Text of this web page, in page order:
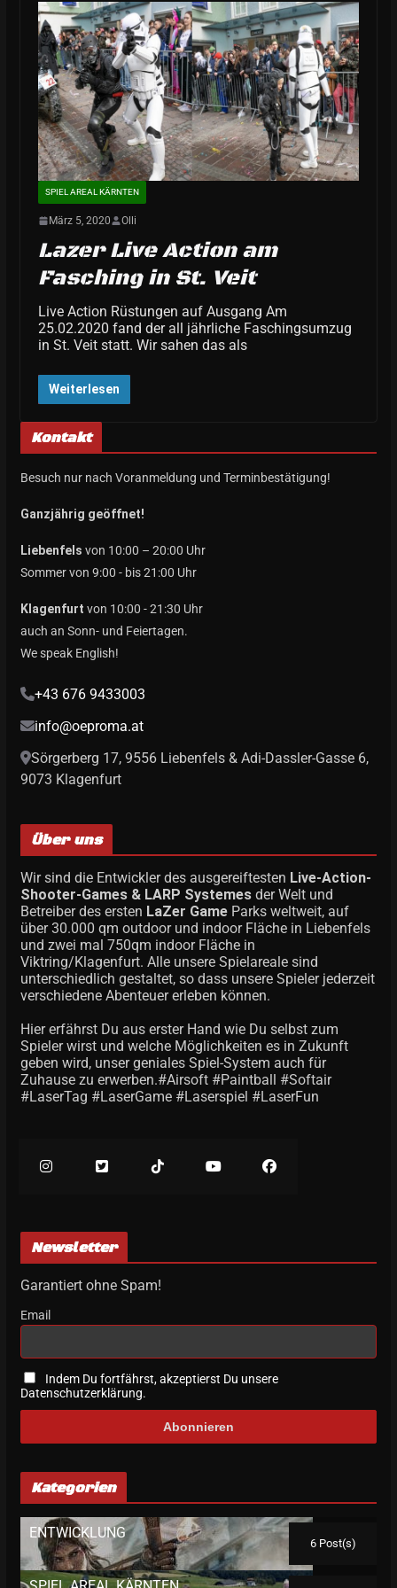
SPIEL AREAL KÄRNTEN
März 5, 2020 Olli
Lazer Live Action am
Fasching in St. Veit
Live Action Rüstungen auf Ausgang Am
25.02.2020 fand der all jährliche Faschingsumzug
in St. Veit statt. Wir sahen das als
Weiterlesen
Kontakt
Besuch nur nach Voranmeldung und Terminbestätigung!
Ganzjährig geöffnet!
Liebenfels von 10:00 – 20:00 Uhr
Sommer von 9:00 - bis 21:00 Uhr
Klagenfurt von 10:00 - 21:30 Uhr
auch an Sonn- und Feiertagen.
We speak English!
+43 676 9433003
info@oeproma.at
Sörgerberg 17, 9556 Liebenfels & Adi-Dassler-Gasse 6,
9073 Klagenfurt
Über uns
Wir sind die Entwickler des ausgereiftesten Live-Action-
Shooter-Games & LARP Systemesder Welt und
Betreiber des ersten LaZer GameParks weltweit, auf
über 30.000 qm outdoor und indoor Fläche in Liebenfels
und zwei mal 750qm indoor Fläche in
Viktring/Klagenfurt. Alle unsere Spielareale sind
unterschiedlich gestaltet, so dass unsere Spieler jederzeit
verschiedene Abenteuer erleben können.
Hier erfährst Du aus erster Hand wie Du selbst zum
Spieler wirst und welche Möglichkeiten es in Zukunft
geben wird, unser geniales Spiel-System auch für
Zuhause zu erwerben.#Airsoft #Paintball #Softair
#LaserTag #LaserGame #Laserspiel #LaserFun
Newsletter
Garantiert ohne Spam!
Email
Indem Du fortfährst, akzeptierst Du unsere
Datenschutzerklärung.
Kategorien
ENTWICKLUNG
6 Post(s)